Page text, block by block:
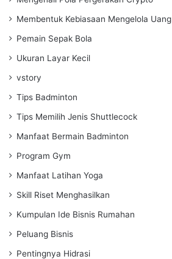
Membentuk Kebiasaan Mengelola Uang
Pemain Sepak Bola
Ukuran Layar Kecil
vstory
Tips Badminton
Tips Memilih Jenis Shuttlecock
Manfaat Bermain Badminton
Program Gym
Manfaat Latihan Yoga
Skill Riset Menghasilkan
Kumpulan Ide Bisnis Rumahan
Peluang Bisnis
Pentingnya Hidrasi